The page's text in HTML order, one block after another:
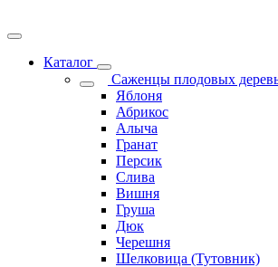
Каталог
Саженцы плодовых
Яблоня
Абрикос
Алыча
Гранат
Персик
Слива
Вишня
Груша
Дюк
Черешня
Шелковица (Тутовник)